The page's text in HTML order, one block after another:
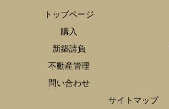
トップページ
購入
新築請負
不動産管理
問い合わせ
サイトマップ